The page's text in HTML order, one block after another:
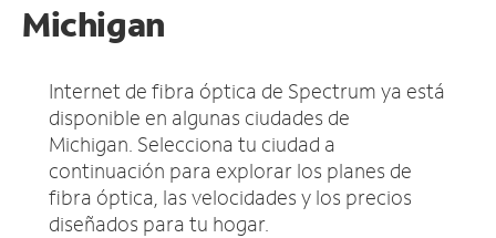
Michigan
Internet de fibra óptica de Spectrum ya está
disponible en algunas ciudades de
Michigan. Selecciona tu ciudad a
continuación para explorar los planes de
fibra óptica, las velocidades y los precios
diseñados para tu hogar.